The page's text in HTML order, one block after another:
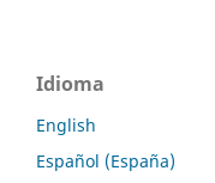
Idioma
English
Español (España)